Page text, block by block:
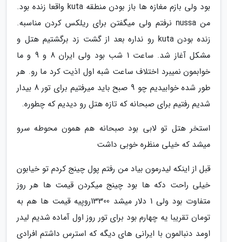
بود ولی بازم مغازه ها باز بودن منطقه kuta واقعا زنده بود.
من nussa نرفتم ولی میگفتن برای ریلکس کردن مناسبه.
زنده بودن kuta رو نداره بعد از گشت زد برگشتیم هتل و
مشکل آغاز شد. ساعت 1 شب بود ولی ایران 8 و 9 و ما
خوابمون نمیبرد اختلاف ساعت شبه اول اذیت کرد ما رو. هر
طور شده خوابیدیم چو 9 صبح باید میرفتیم برای تور 8 بیدار
شدیم رفتیم برای صبحانه که تازه هتل رو دیدیم که چطوره.
استخر هتل تو لابی بود صبحانه هم همون محوطه سرو
میشد که خیلی منظره خوبی داشت
قبل از اینکه لیدرمون بیاد من رفتم پول چینج کردم تو خیابون
خیلی راحت دکه ها بود چینج میکردن قیمت ها هر روز
متفاوت بود ولی 1 دلار میشد 13300روپیه قیمت ها هم به
تومان تقریبا یه چهارم بود برای تور روز اول آماده شدیم لیدر
اومد دنبالمون با ایرانی های دیگه که استرس داشتم افرادی